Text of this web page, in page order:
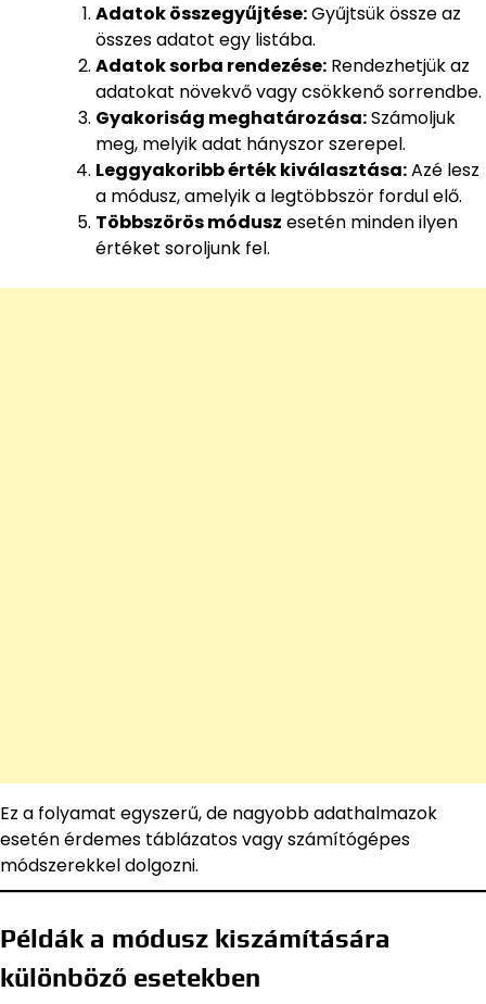
Adatok összegyűjtése:Gyűjtsük össze az
összes adatot egy listába.
Adatok sorba rendezése: Rendezhetjük az
adatokat növekvő vagy csökkenő sorrendbe.
Gyakoriság meghatározása:Számoljuk
meg, melyik adat hányszor szerepel.
Leggyakoribb érték kiválasztása:Azé lesz
a módusz, amelyik a legtöbbször fordul elő.
Többszörös módusz esetén minden ilyen
értéket soroljunk fel.
Ez a folyamat egyszerű, de nagyobb adathalmazok
esetén érdemes táblázatos vagy számítógépes
módszerekkel dolgozni.
Példák a módusz kiszámítására
különböző esetekben